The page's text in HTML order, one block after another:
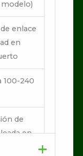
enlace
en
100-240
de
en